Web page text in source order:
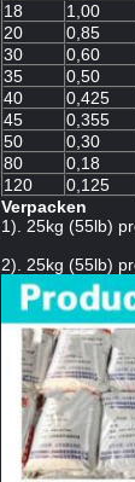
18
1,00
20
0,85
30
0,60
35
0,50
40
0,425
45
0,355
50
0,30
80
0,18
120
0,125
Verpacken
1). 25kg (55lb)
2). 25kg (55lb)